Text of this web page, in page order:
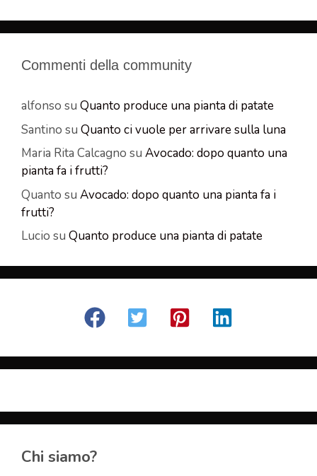
Commenti della community
alfonso su Quanto produce una pianta di patate
Santino su Quanto ci vuole per arrivare sulla luna
Maria Rita Calcagno su Avocado: dopo quanto una
pianta fa i frutti?
Quanto su Avocado: dopo quanto una pianta fa i
frutti?
Lucio su Quanto produce una pianta di patate
Chi siamo?